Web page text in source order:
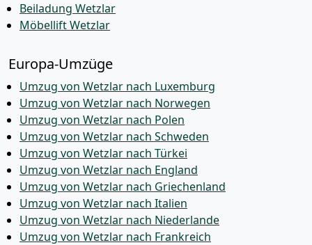
Beiladung Wetzlar
Möbellift Wetzlar
Europa-Umzüge
Umzug von Wetzlar nach Luxemburg
Umzug von Wetzlar nach Norwegen
Umzug von Wetzlar nach Polen
Umzug von Wetzlar nach Schweden
Umzug von Wetzlar nach Türkei
Umzug von Wetzlar nach England
Umzug von Wetzlar nach Griechenland
Umzug von Wetzlar nach Italien
Umzug von Wetzlar nach Niederlande
Umzug von Wetzlar nach Frankreich